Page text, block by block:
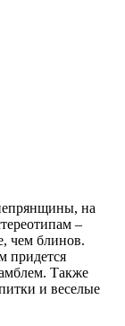
на
–
чем блинов.
придется
Также
и веселые